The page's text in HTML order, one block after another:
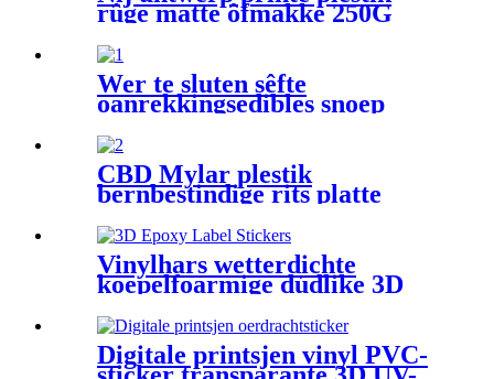
rûge matte ôfmakke 250G
kofjebeanferpakkingstassen
Wer te sluten sêfte
oanrekkingsedibles snoep
tassen ferpakking
CBD Mylar plestik
bernbestindige rits platte
pouch tas foar
snobbersguod/gummy
Vinylhars wetterdichte
koepelfoarmige dúdlike 3D
epoxylabelstickers
Digitale printsjen vinyl PVC-